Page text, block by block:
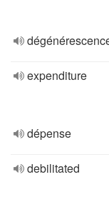
expenditure
dépense
debilitated